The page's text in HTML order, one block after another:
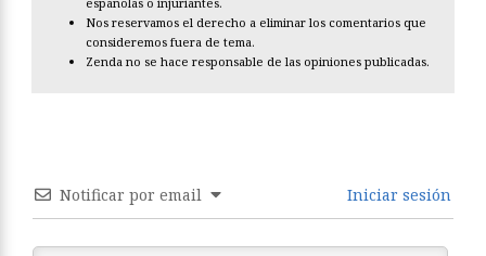
Nos reservamos el derecho a eliminar los comentarios que
consideremos fuera de tema.
Zenda no se hace responsable de las opiniones publicadas.
Notificar por email Iniciar sesión